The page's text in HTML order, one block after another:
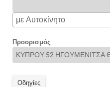
Προορισμός
Οδηγίες